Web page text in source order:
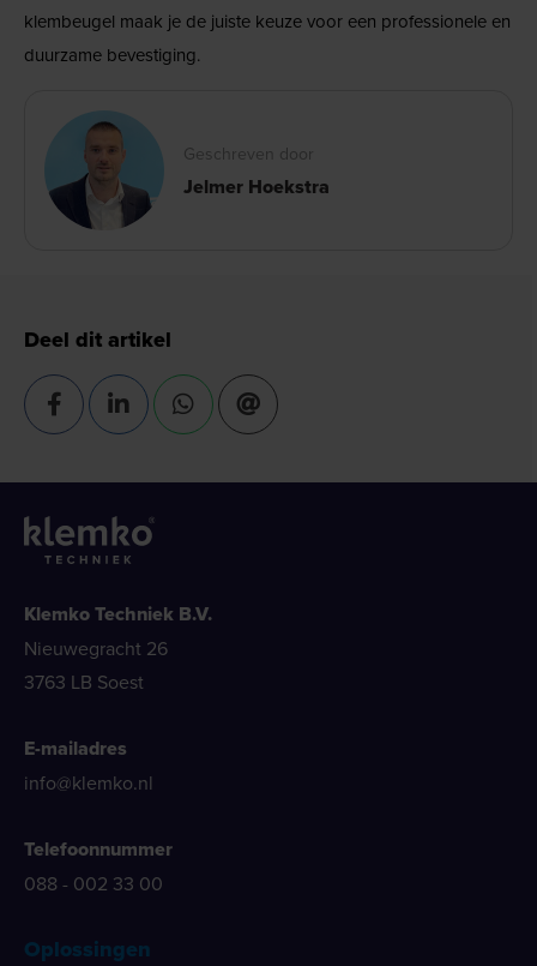
klembeugel maak je de juiste keuze voor een professionele en
duurzame bevestiging.
Geschreven door
Jelmer Hoekstra
Deel dit artikel
Klemko Techniek B.V.
Nieuwegracht 26
3763 LB Soest
E-mailadres
info@klemko.nl
Telefoonnummer
088 - 002 33 00
Oplossingen